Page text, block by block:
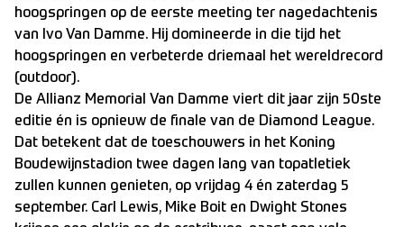
hoogspringen op de eerste meeting ter nagedachtenis
van Ivo Van Damme. Hij domineerde in die tijd het
hoogspringen en verbeterde driemaal het wereldrecord
(outdoor).
De Allianz Memorial Van Damme viert dit jaar zijn 50ste
editie én is opnieuw de finale van de Diamond League.
Dat betekent dat de toeschouwers in het Koning
Boudewijnstadion twee dagen lang van topatletiek
zullen kunnen genieten, op vrijdag 4 én zaterdag 5
september. Carl Lewis, Mike Boit en Dwight Stones